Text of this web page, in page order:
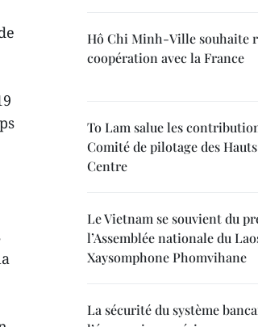
Hô Chi Minh-Ville souhaite
coopération avec la France
To Lam salue les
Comité de pilotage des
Centre
Le Vietnam se souvient du
l’Assemblée nationale du
Xaysomphone Phomvihane
La sécurité du système